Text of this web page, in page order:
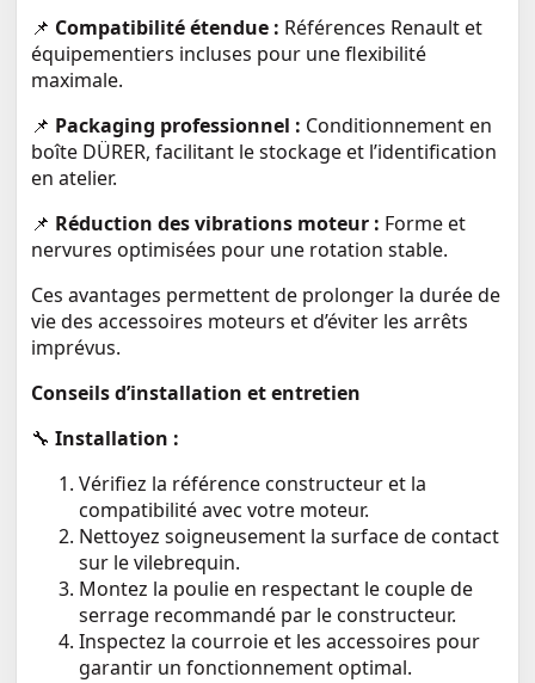
📌 Compatibilité étendue : Références Renault et
équipementiers incluses pour une flexibilité
maximale.
📌 Packaging professionnel : Conditionnement en
boîte DÜRER, facilitant le stockage et l’identification
en atelier.
📌 Réduction des vibrations moteur : Forme et
nervures optimisées pour une rotation stable.
Ces avantages permettent de prolonger la durée de
vie des accessoires moteurs et d’éviter les arrêts
imprévus.
Conseils d’installation et entretien
🔧Installation :
Vérifiez la référence constructeur et la
compatibilité avec votre moteur.
Nettoyez soigneusement la surface de contact
sur le vilebrequin.
Montez la poulie en respectant le couple de
serrage recommandé par le constructeur.
Inspectez la courroie et les accessoires pour
garantir un fonctionnement optimal.